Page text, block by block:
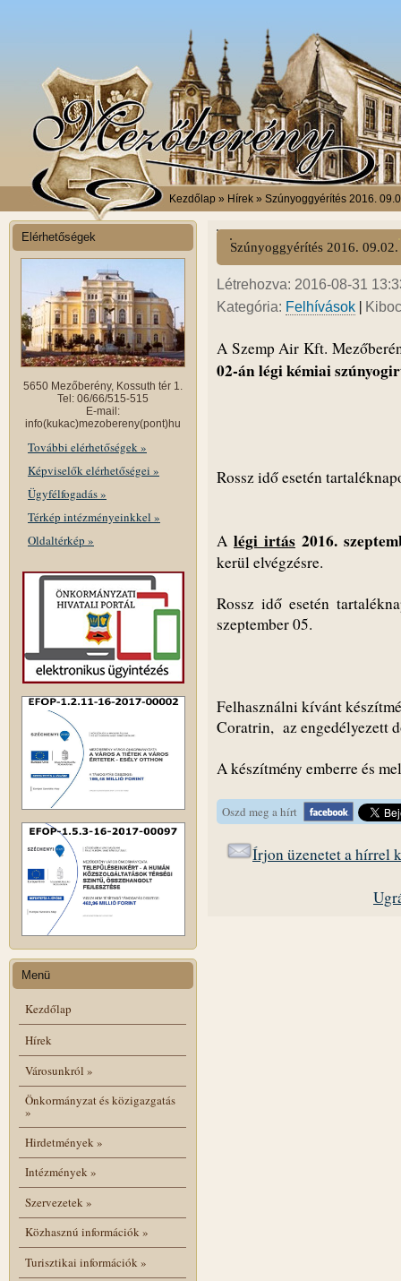
Kezdőlap » Hírek » Szúnyoggyérítés 2016.
Elérhetőségek
5650 Mezőberény, Kossuth tér 1.
Tel: 06/66/515-515
E-mail:
info(kukac)mezobereny(pont)hu
További elérhetőségek »
Képviselők elérhetőségei »
Ügyfélfogadás »
Térkép intézményeinkkel »
Oldaltérkép »
Menü
Kezdőlap
Hírek
Városunkról »
Önkormányzat és közigazgatás
»
Hirdetmények»
Intézmények»
Szervezetek»
Közhasznú információk»
Turisztikai információk»
Szúnyoggyérítés 2016. 09.02.
Létrehozva: 2016-08-31
Kategória: Felhívások |
A Szemp Air Kft.
02-án légi kémiai
Rossz idő esetén
A légi irtás 2016.
kerül elvégzésre.
Rossz idő esetén
szeptember 05.
Felhasználni kívánt
Coratrin, az engedélyezett
A készítmény emberre és
Oszd meg a hírt
Írjon üzenetet a hírrel